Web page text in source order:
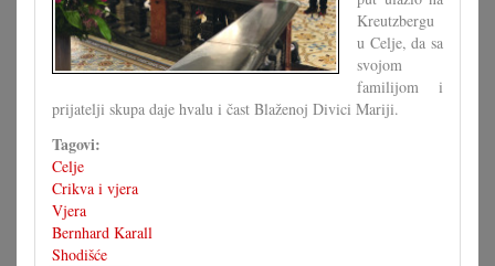
Kreutzbergu
u Celje, da sa
svojom
familijom i
prijatelji skupa daje hvalu i čast Blaženoj Divici Mariji.
Tagovi:
Celje
Crikva i vjera
Vjera
Bernhard Karall
Shodišće